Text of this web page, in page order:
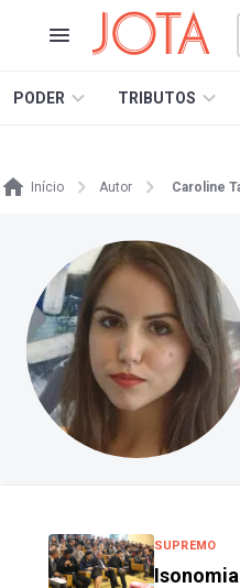
PODER TRIBUTOS
Início Autor Caroline
SUPREMO